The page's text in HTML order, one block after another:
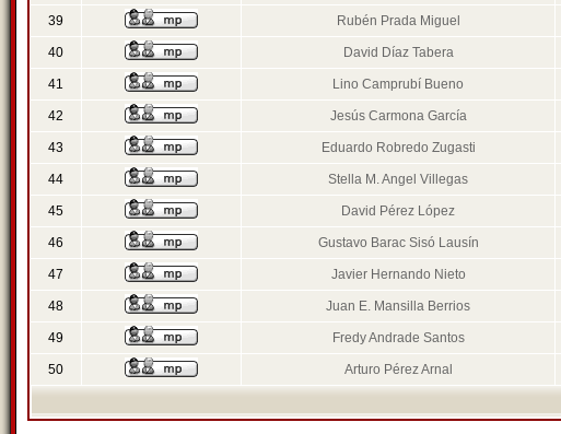
39 Rubén Prada Miguel
40 David Díaz Tabera
41 Lino Camprubí Bueno
42 Jesús Carmona García
43 Eduardo Robredo Zugasti
44 Stella M. Angel Villegas
45 David Pérez López
46 Gustavo Barac Sisó Lausín
47 Javier Hernando Nieto
48 Juan E. Mansilla Berrios
49 Fredy Andrade Santos
50 Arturo Pérez Arnal